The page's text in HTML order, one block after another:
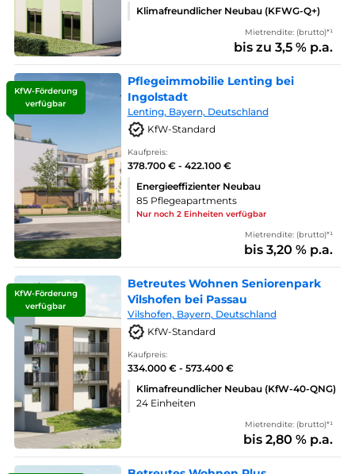
Klimafreundlicher Neubau (KFWG-Q+)
Mietrendite: (brutto)*¹
bis zu 3,5 % p.a.
KfW-Förderung
verfügbar
Pflegeimmobilie Lenting bei
Ingolstadt
Lenting, Bayern, Deutschland
KfW-Standard
Kaufpreis:
378.700 € - 422.100 €
Energieeffizienter Neubau
85 Pflegeapartments
Nur noch 2 Einheiten verfügbar
Mietrendite: (brutto)*¹
bis 3,20 % p.a.
KfW-Förderung
verfügbar
Betreutes Wohnen Seniorenpark
Vilshofen bei Passau
Vilshofen, Bayern, Deutschland
KfW-Standard
Kaufpreis:
334.000 € - 573.400 €
Klimafreundlicher Neubau (KfW-40-QNG)
24 Einheiten
Mietrendite: (brutto)*¹
bis 2,80 % p.a.